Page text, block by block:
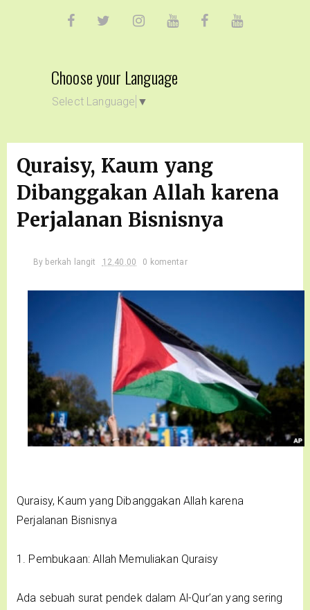
Choose your Language
Select Language ▼
Quraisy, Kaum yang
Dibanggakan Allah karena
Perjalanan Bisnisnya
By berkah langit 12.40.00 0 komentar
Quraisy, Kaum yang Dibanggakan Allah karena
Perjalanan Bisnisnya
1. Pembukaan: Allah Memuliakan Quraisy
Ada sebuah surat pendek dalam Al-Qur’an yang sering